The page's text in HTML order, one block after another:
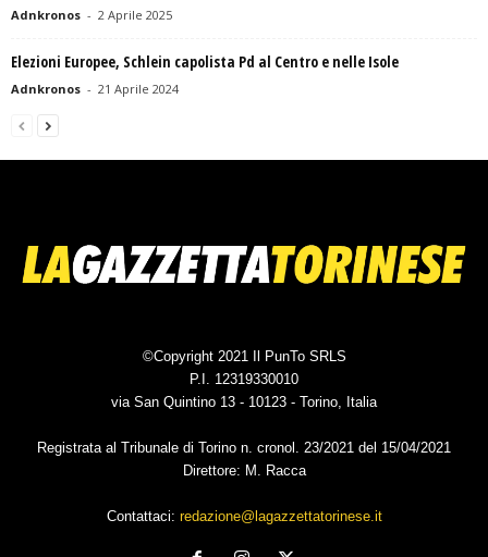
Adnkronos - 2 Aprile 2025
Elezioni Europee, Schlein capolista Pd al Centro e nelle Isole
Adnkronos - 21 Aprile 2024
©Copyright 2021 Il PunTo SRLS
P.I. 12319330010
via San Quintino 13 - 10123 - Torino, Italia
Registrata al Tribunale di Torino n. cronol. 23/2021 del 15/04/2021
Direttore: M. Racca
Contattaci: redazione@lagazzettatorinese.it